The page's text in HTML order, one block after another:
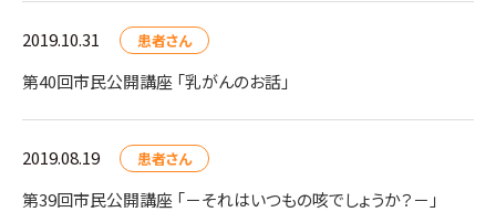
2019.10.31 患者さん
第40回市民公開講座 「乳がんのお話」
2019.08.19 患者さん
第39回市民公開講座 「－それはいつもの咳でしょうか？－」